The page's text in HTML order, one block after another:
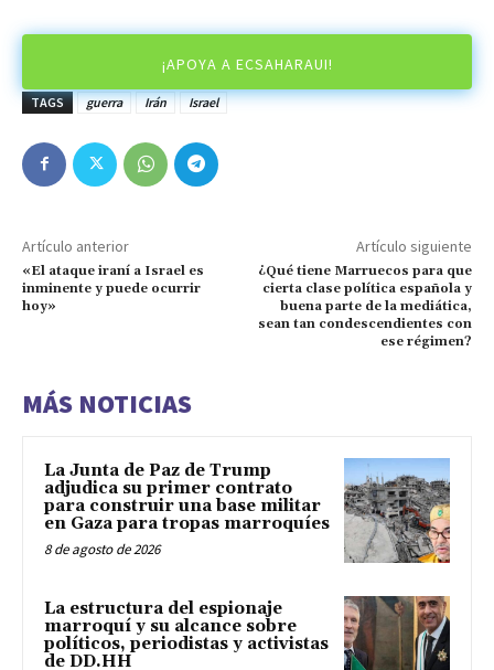
¡APOYA A ECSAHARAUI!
TAGS guerra Irán Israel
Artículo anterior
«El ataque iraní a Israel es
inminente y puede ocurrir
hoy»
Artículo siguiente
¿Qué tiene Marruecos para que
cierta clase política española y
buena parte de la mediática,
sean tan condescendientes con
ese régimen?
MÁS NOTICIAS
La Junta de Paz de Trump
adjudica su primer contrato
para construir una base militar
en Gaza para tropas marroquíes
8 de agosto de 2026
La estructura del espionaje
marroquí y su alcance sobre
políticos, periodistas y activistas
de DD.HH